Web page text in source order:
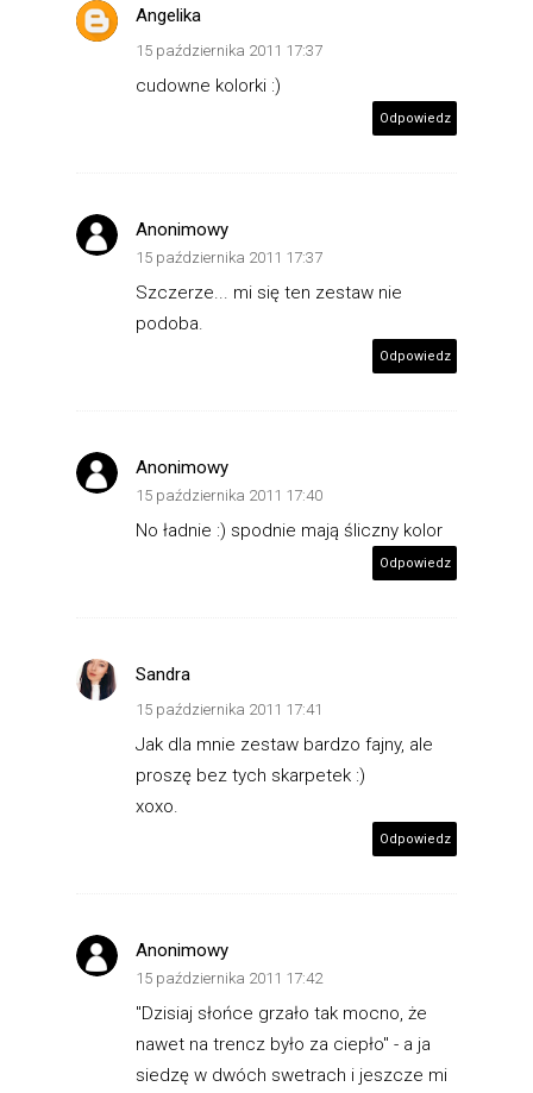
Angelika
15 października 2011 17:37
cudowne kolorki :)
Odpowiedz
Anonimowy
15 października 2011 17:37
Szczerze... mi się ten zestaw nie
podoba.
Odpowiedz
Anonimowy
15 października 2011 17:40
No ładnie :) spodnie mają śliczny kolor
Odpowiedz
Sandra
15 października 2011 17:41
Jak dla mnie zestaw bardzo fajny, ale
proszę bez tych skarpetek :)
xoxo.
Odpowiedz
Anonimowy
15 października 2011 17:42
"Dzisiaj słońce grzało tak mocno, że
nawet na trencz było za ciepło" - a ja
siedzę w dwóch swetrach i jeszcze mi